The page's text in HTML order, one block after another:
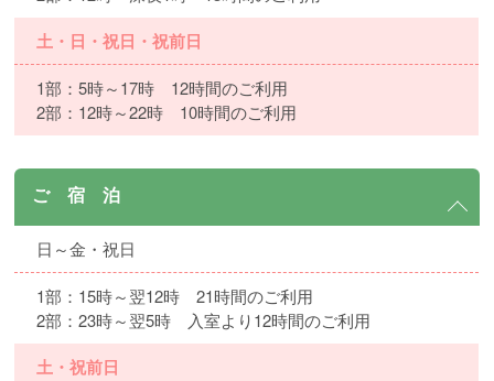
土・日・祝日・祝前日
1部：5時～17時 12時間のご利用
2部：12時～22時 10時間のご利用
ご 宿 泊
日～金・祝日
1部：15時～翌12時 21時間のご利用
2部：23時～翌5時 入室より12時間のご利用
土・祝前日